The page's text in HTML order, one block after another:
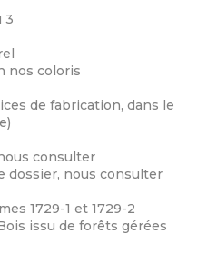
3
nos coloris
de fabrication, dans le
consulter
dossier, nous consulter
1729-1 et 1729-2
issu de forêts gérées